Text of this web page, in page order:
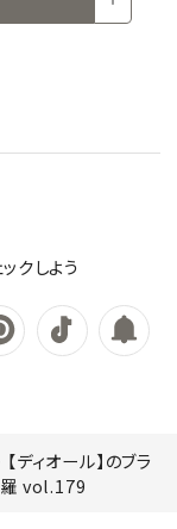
クしよう
【ディオール】のブラ
羅 vol.179